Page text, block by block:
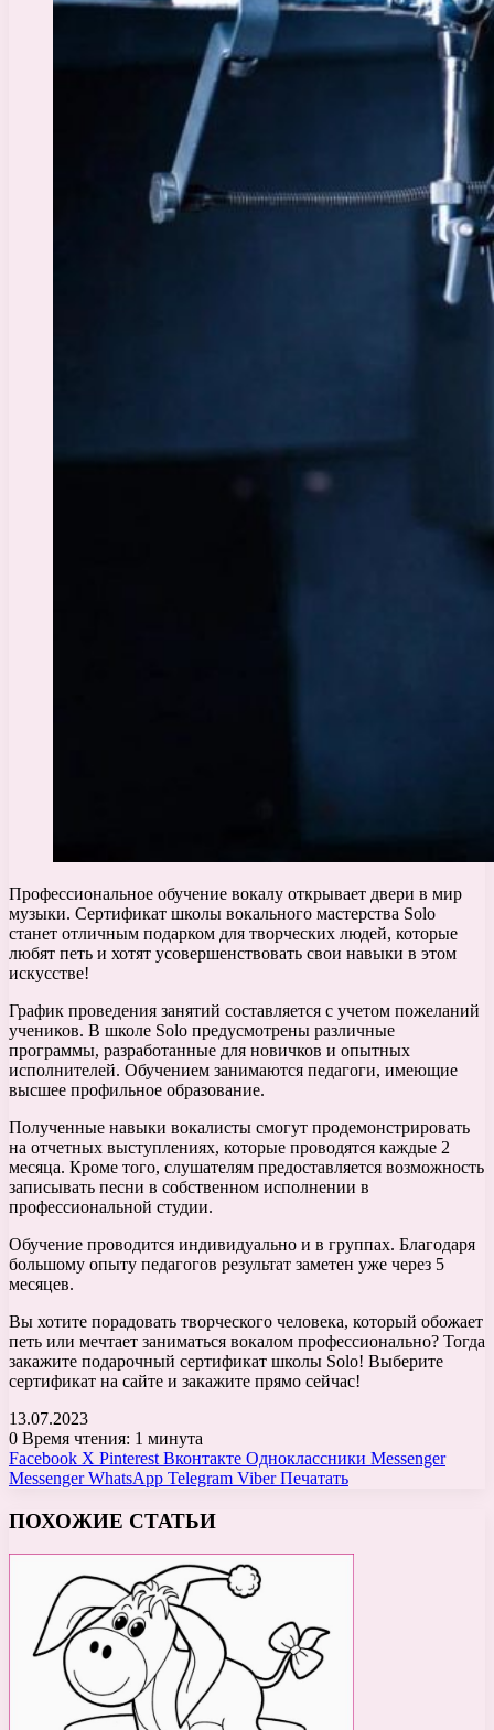
Профессиональное обучение вокалу открывает двери в мир
музыки. Сертификат школы вокального мастерства Solo
станет отличным подарком для творческих людей, которые
любят петь и хотят усовершенствовать свои навыки в этом
искусстве!
График проведения занятий составляется с учетом пожеланий
учеников. В школе Solo предусмотрены различные
программы, разработанные для новичков и опытных
исполнителей. Обучением занимаются педагоги, имеющие
высшее профильное образование.
Полученные навыки вокалисты смогут продемонстрировать
на отчетных выступлениях, которые проводятся каждые 2
месяца. Кроме того, слушателям предоставляется возможность
записывать песни в собственном исполнении в
профессиональной студии.
Обучение проводится индивидуально и в группах. Благодаря
большому опыту педагогов результат заметен уже через 5
месяцев.
Вы хотите порадовать творческого человека, который обожает
петь или мечтает заниматься вокалом профессионально? Тогда
закажите подарочный сертификат школы Solo! Выберите
сертификат на сайте и закажите прямо сейчас!
13.07.2023
0 Время чтения: 1 минута
Facebook X Pinterest Вконтакте Одноклассники Messenger
Messenger WhatsApp Telegram Viber Печатать
ПОХОЖИЕ СТАТЬИ